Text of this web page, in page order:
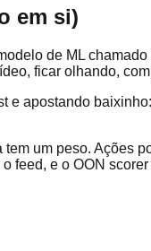
em si)
de ML
ficar olhando,
e apostando
um peso. Ações
feed, e o OON